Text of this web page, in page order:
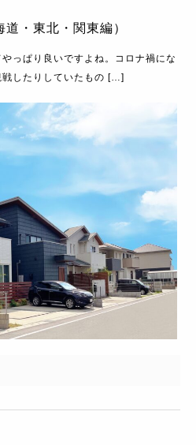
・東北・関東編）
っぱり良いですよね。コロナ禍にな
戦したりしていたもの […]